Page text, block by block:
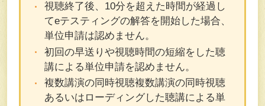
視聴終了後、10分を超えた時間が経過し
てeテスティングの解答を開始した場合、
単位申請は認めません。
初回の早送りや視聴時間の短縮をした聴
講による単位申請を認めません。
複数講演の同時視聴複数講演の同時視聴
あるいはローディングした聴講による単